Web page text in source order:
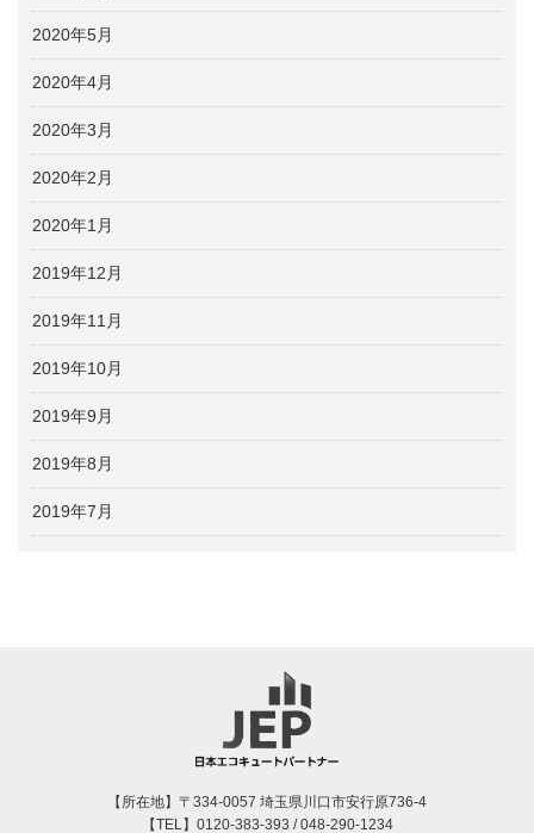
2020年5月
2020年4月
2020年3月
2020年2月
2020年1月
2019年12月
2019年11月
2019年10月
2019年9月
2019年8月
2019年7月
【所在地】〒334-0057 埼玉県川口市安行原736-4
【TEL】0120-383-393 / 048-290-1234